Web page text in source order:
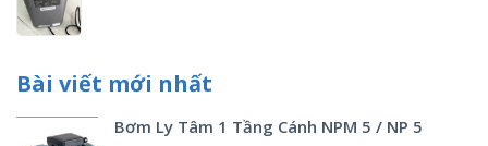
Bài viết mới nhất
Bơm Ly Tâm 1 Tầng Cánh NPM 5 / NP 5